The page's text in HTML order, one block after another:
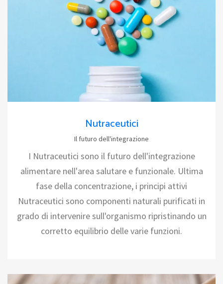
Nutraceutici
Il futuro dell'integrazione
I Nutraceutici sono il futuro dell'integrazione
alimentare nell'area salutare e funzionale. Ultima
fase della concentrazione, i principi attivi
Nutraceutici sono componenti naturali purificati in
grado di intervenire sull'organismo ripristinando un
corretto equilibrio delle varie funzioni.